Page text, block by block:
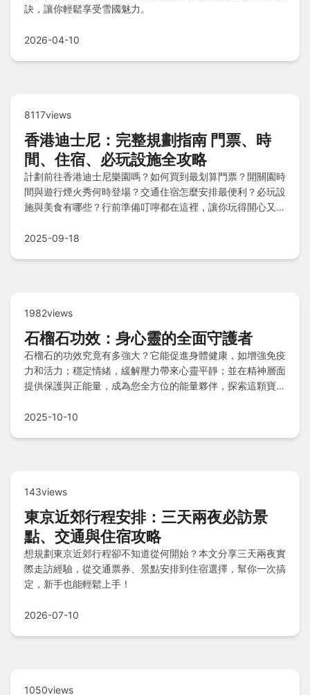
訣，讓你輕鬆享受雪國魅力。
2026-04-10
8117views
香港迪士尼：完整規劃指南 門票、時
間、住宿、必玩設施全攻略
計劃前往香港迪士尼樂園嗎？如何買到最划算門票？開關園時
間與遊行煙火秀何時登場？交通住宿怎麼安排最便利？必玩設
施與美食有哪些？行前準備叮嚀都在這裡，讓你玩得開心又安
2025-09-18
1982views
石榴石功效：身心靈的全面守護者
石榴石的功效究竟有多強大？它能促進身體健康，如增強免疫
力和活力；穩定情緒，緩解壓力帶來心靈平靜；並在精神層面
提供保護與正能量，成為您全方位的能量夥伴，探索這顆寶石
2025-10-10
143views
東京近郊行程安排：三天兩夜必訪景
點、交通與住宿攻略
想規劃東京近郊行程卻不知道從何開始？本文分享三天兩夜實
際走訪經驗，從交通票券、景點安排到住宿選擇，幫你一次搞
定，新手也能輕鬆上手！
2026-07-10
1050views